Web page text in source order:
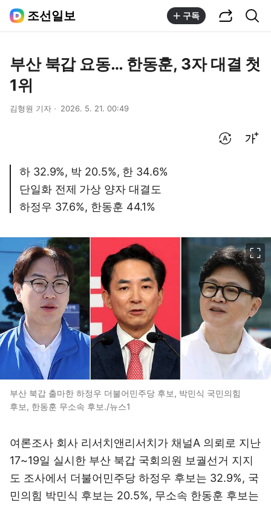
조선일보 구독
부산 북갑 요동… 한동훈, 3자 대결 첫
1위
김형원 기자 2026. 5. 21. 00:49
하 32.9%, 박 20.5%, 한 34.6%
단일화 전제 가상 양자 대결도
하정우 37.6%, 한동훈 44.1%
부산 북갑 출마한 하정우 더불어민주당 후보, 박민식 국민의힘
후보, 한동훈 무소속 후보./뉴스1
여론조사 회사 리서치앤리서치가 채널A 의뢰로 지난
17~19일 실시한 부산 북갑 국회의원 보궐선거 지지
도 조사에서 더불어민주당 하정우 후보는 32.9%, 국
민의힘 박민식 후보는 20.5%, 무소속 한동훈 후보는